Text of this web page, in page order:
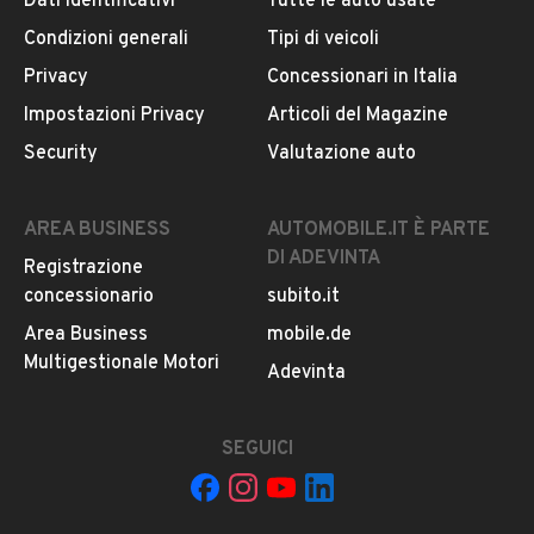
CONTATTA IL VENDITORE
Il veicolo è ancora disponibile?
Offrite finanziamenti?
Accettate permute?
È possibile vedere più foto?
Quali sono le condizioni della garanzia?
Condizioni generali
Privacy
Impostazioni Privacy
Security
Tipi di veicoli
Concessionari in Italia
Articoli del Magazine
Valutazione auto
AREA BUSINESS
Registrazione
concessionario
Area Business
Multigestionale Motori
AUTOMOBILE.IT È PARTE
DI ADEVINTA
subito.it
mobile.de
Adevinta
SEGUICI